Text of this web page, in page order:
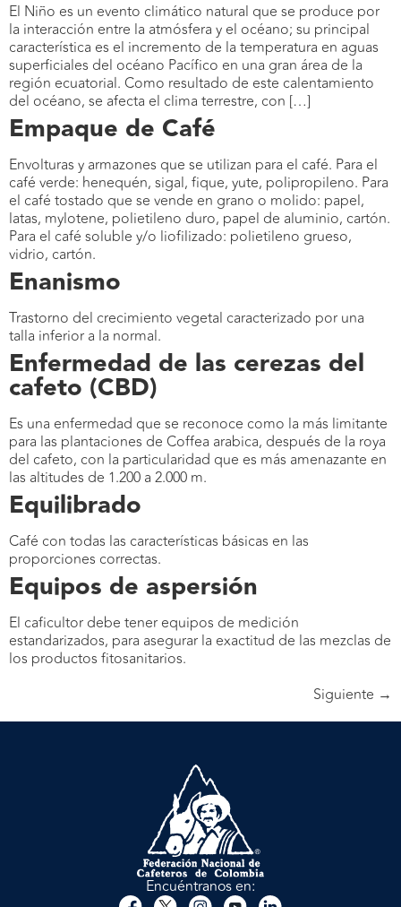
El Niño es un evento climático natural que se produce por
la interacción entre la atmósfera y el océano; su principal
característica es el incremento de la temperatura en aguas
superficiales del océano Pacífico en una gran área de la
región ecuatorial. Como resultado de este calentamiento
del océano, se afecta el clima terrestre, con […]
Empaque de Café
Envolturas y armazones que se utilizan para el café. Para el
café verde: henequén, sigal, fique, yute, polipropileno. Para
el café tostado que se vende en grano o molido: papel,
latas, mylotene, polietileno duro, papel de aluminio, cartón.
Para el café soluble y/o liofilizado: polietileno grueso,
vidrio, cartón.
Enanismo
Trastorno del crecimiento vegetal caracterizado por una
talla inferior a la normal.
Enfermedad de las cerezas del
cafeto (CBD)
Es una enfermedad que se reconoce como la más limitante
para las plantaciones de Coffea arabica, después de la roya
del cafeto, con la particularidad que es más amenazante en
las altitudes de 1.200 a 2.000 m.
Equilibrado
Café con todas las características básicas en las
proporciones correctas.
Equipos de aspersión
El caficultor debe tener equipos de medición
estandarizados, para asegurar la exactitud de las mezclas de
los productos fitosanitarios.
Siguiente →
Encuéntranos en: